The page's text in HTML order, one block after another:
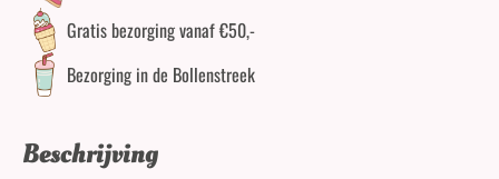
Gratis bezorging vanaf €50,-
Bezorging in de Bollenstreek
Beschrijving